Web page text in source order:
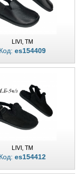
LIVI, TM
Код: es154409
LIVI, TM
Код: es154412